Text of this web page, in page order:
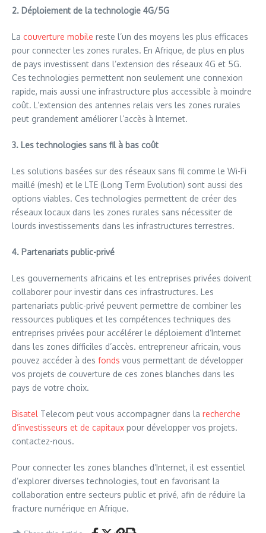
2. Déploiement de la technologie 4G/5G
La couverture mobile reste l’un des moyens les plus efficaces
pour connecter les zones rurales. En Afrique, de plus en plus
de pays investissent dans l’extension des réseaux 4G et 5G.
Ces technologies permettent non seulement une connexion
rapide, mais aussi une infrastructure plus accessible à moindre
coût. L’extension des antennes relais vers les zones rurales
peut grandement améliorer l’accès à Internet.
3. Les technologies sans fil à bas coût
Les solutions basées sur des réseaux sans fil comme le Wi-Fi
maillé (mesh) et le LTE (Long Term Evolution) sont aussi des
options viables. Ces technologies permettent de créer des
réseaux locaux dans les zones rurales sans nécessiter de
lourds investissements dans les infrastructures terrestres.
4. Partenariats public-privé
Les gouvernements africains et les entreprises privées doivent
collaborer pour investir dans ces infrastructures. Les
partenariats public-privé peuvent permettre de combiner les
ressources publiques et les compétences techniques des
entreprises privées pour accélérer le déploiement d’Internet
dans les zones difficiles d’accès. entrepreneur africain, vous
pouvez accéder à des fonds vous permettant de développer
vos projets de couverture de ces zones blanches dans les
pays de votre choix.
Bisatel Telecom peut vous accompagner dans la recherche
d’investisseurs et de capitaux pour développer vos projets.
contactez-nous.
Pour connecter les zones blanches d’Internet, il est essentiel
d’explorer diverses technologies, tout en favorisant la
collaboration entre secteurs public et privé, afin de réduire la
fracture numérique en Afrique.